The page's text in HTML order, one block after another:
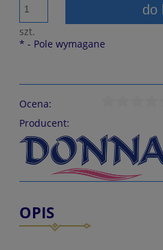
szt.
do
* - Pole wymagane
Ocena:
Producent:
OPIS